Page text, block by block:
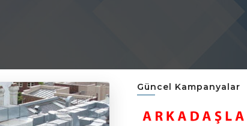
Güncel Kampanyalar